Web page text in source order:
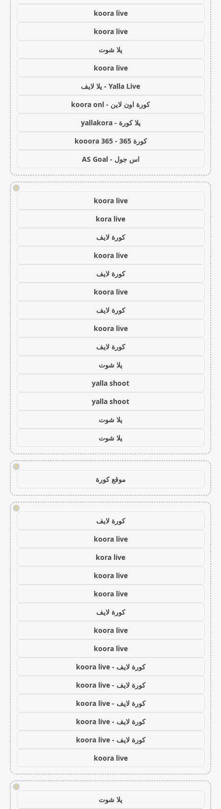
koora live
koora live
يلا شوت
koora live
Yalla Live - يلا لايف
كورة اون لاين - koora onl
يلا كورة - yallakora
كورة 365 - kooora 365
اس جول - AS Goal
!
koora live
kora live
كورة لايف
koora live
كورة لايف
koora live
كورة لايف
koora live
كورة لايف
يلا شوت
yalla shoot
yalla shoot
يلا شوت
يلا شوت
!
موقع كورة
!
كورة لايف
koora live
kora live
koora live
koora live
كورة لايف
koora live
koora live
كورة لايف - koora live
كورة لايف - koora live
كورة لايف - koora live
كورة لايف - koora live
كورة لايف - koora live
koora live
!
يلا شوت